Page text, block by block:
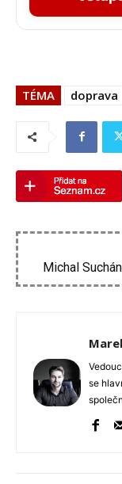
TÉMA doprava
Velká
se